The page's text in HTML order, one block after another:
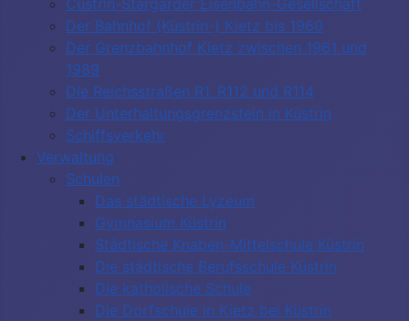
Cüstrin-Stargarder Eisenbahn-Gesellschaft
Der Bahnhof (Küstrin-) Kietz bis 1960
Der Grenzbahnhof Kietz zwischen 1961 und
1989
Die Reichsstraßen R1, R112 und R114
Der Unterhaltungsgrenzstein in Küstrin
Schiffsverkehr
Verwaltung
Schulen
Das städtische Lyzeum
Gymnasium Küstrin
Städtische Knaben-Mittelschule Küstrin
Die städtische Berufsschule Küstrin
Die katholische Schule
Die Dorfschule in Kietz bei Küstrin